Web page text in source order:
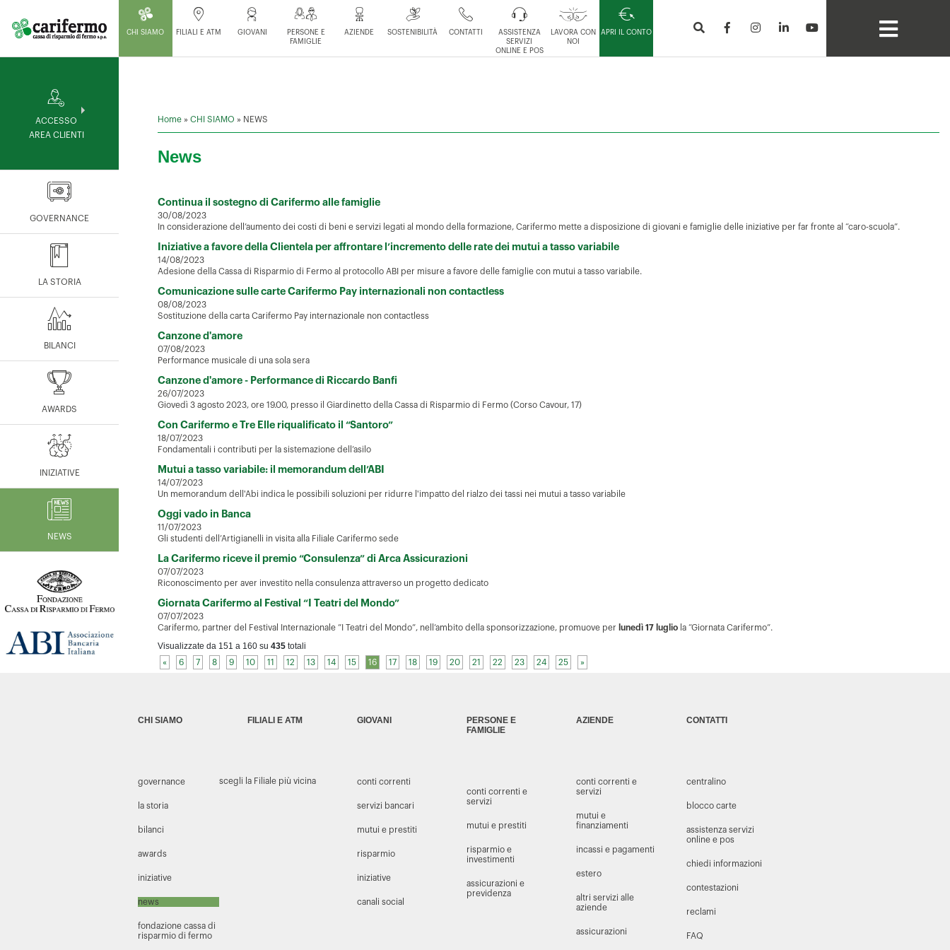
CHI SIAMO FILIALI E ATM GIOVANI
PERSONE E
FAMIGLIE
AZIENDE SOSTENIBILITÀ CONTATTI
ASSISTENZA
SERVIZI
ONLINE E POS
LAVORA CON
NOI
APRI IL CONTO
ACCESSO
AREA CLIENTI
GOVERNANCE
LA STORIA
BILANCI
AWARDS
INIZIATIVE
NEWS
Home »CHI SIAMO » NEWS
News
Continua il sostegno di Carifermo alle famiglie
30/08/2023
In considerazione dell’aumento dei costi di beni e servizi legati al mondo della formazione, Carifermo mette a disposizione di giovani e famiglie delle iniziative per far fronte al “caro-scuola”.
Iniziative a favore della Clientela per affrontare l’incremento delle rate dei mutui a tasso variabile
14/08/2023
Adesione della Cassa di Risparmio di Fermo al protocollo ABI per misure a favore delle famiglie con mutui a tasso variabile.
Comunicazione sulle carte Carifermo Pay internazionali non contactless
08/08/2023
Sostituzione della carta Carifermo Pay internazionale non contactless
Canzone d'amore
07/08/2023
Performance musicale di una sola sera
Canzone d'amore - Performance di Riccardo Banfi
26/07/2023
Giovedì 3 agosto 2023, ore 19.00, presso il Giardinetto della Cassa di Risparmio di Fermo (Corso Cavour, 17)
Con Carifermo e Tre Elle riqualificato il “Santoro”
18/07/2023
Fondamentali i contributi per la sistemazione dell’asilo
Mutui a tasso variabile: il memorandum dell’ABI
14/07/2023
Un memorandum dell'Abi indica le possibili soluzioni per ridurre l'impatto del rialzo dei tassi nei mutui a tasso variabile
Oggi vado in Banca
11/07/2023
Gli studenti dell’Artigianelli in visita alla Filiale Carifermo sede
La Carifermo riceve il premio “Consulenza” di Arca Assicurazioni
07/07/2023
Riconoscimento per aver investito nella consulenza attraverso un progetto dedicato
Giornata Carifermo al Festival “I Teatri del Mondo”
07/07/2023
Carifermo, partner del Festival Internazionale ”I Teatri del Mondo”, nell’ambito della sponsorizzazione, promuove per lunedì 17 luglio la “Giornata Carifermo”.
Visualizzate da 151 a 160 su435 totali
« 6 7 8 9 10 11 12 13 14 15 16 17 18 19 20 21 22 23 24 25 »
CHI SIAMO
governance
la storia
bilanci
awards
iniziative
news
fondazione cassa di
risparmio di fermo
FILIALI E ATM
scegli la Filiale più vicina
GIOVANI
conti correnti
servizi bancari
mutui e prestiti
risparmio
iniziative
canali social
PERSONE E
FAMIGLIE
conti correnti e
servizi
mutui e prestiti
risparmio e
investimenti
assicurazioni e
previdenza
AZIENDE
conti correnti e
servizi
mutui e
finanziamenti
incassi e pagamenti
estero
altri servizi alle
aziende
assicurazioni
CONTATTI
centralino
blocco carte
assistenza servizi
online e pos
chiedi informazioni
contestazioni
reclami
FAQ